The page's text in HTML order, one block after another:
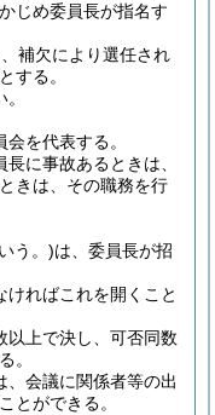
じめ委員長が指名す
補欠により選任され
する。
を代表する。
に事故あるときは、
きは、その職務を行
う。)は、委員長が招
ればこれを開くこと
以上で決し、可否同数
。
、会議に関係者等の出
とができる。